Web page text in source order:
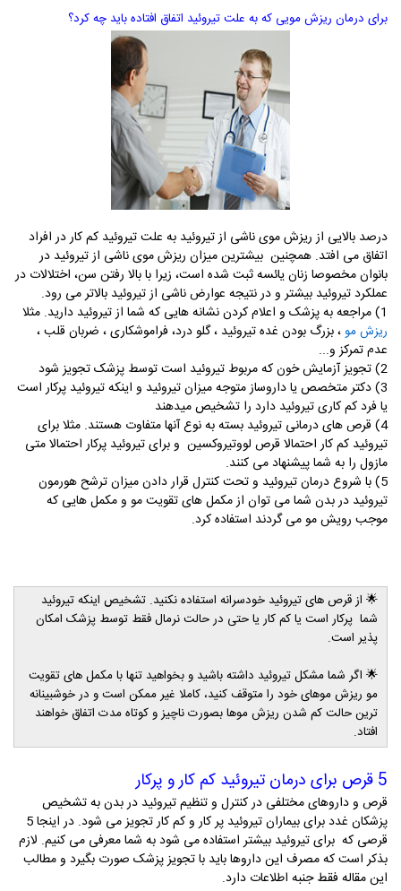
برای درمان ریزش مویی که به علت تیروئید اتفاق افتاده باید چه کرد؟
درصد بالایی از ریزش موی ناشی از تیروئید به علت تیروئید کم کار در افراد
اتفاق می افتد. همچنین بیشترین میزان ریزش موی ناشی از تیروئید در
بانوان مخصوصا زنان یائسه ثبت شده است، زیرا با بالا رفتن سن، اختلالات در
عملکرد تیروئید بیشتر و در نتیجه عوارض ناشی از تیروئید بالاتر می رود.
1) مراجعه به پزشک و اعلام کردن نشانه هایی که شما از تیروئید دارید. مثلا
ریزش مو، بزرگ بودن غده تیروئید ، گلو درد، فراموشکاری ، ضربان قلب ،
عدم تمرکز و...
2) تجویز آزمایش خون که مربوط تیروئید است توسط پزشک تجویز شود
3) دکتر متخصص یا داروساز متوجه میزان تیروئید و اینکه تیروئید پرکار است
یا فرد کم کاری تیروئید دارد را تشخیص میدهند
4) قرص های درمانی تیروئید بسته به نوع آنها متفاوت هستند. مثلا برای
تیروئید کم کار احتمالا قرص لووتیروکسین و برای تیروئید پرکار احتمالا متی
مازول را به شما پیشنهاد می کنند.
5) با شروع درمان تیروئید و تحت کنترل قرار دادن میزان ترشح هورمون
تیروئید در بدن شما می توان از مکمل های تقویت مو و مکمل هایی که
موجب رویش مو می گردند استفاده کرد.
🌟 از قرص های تیروئید خودسرانه استفاده نکنید. تشخیص اینکه تیروئید
شما پرکار است یا کم کار یا حتی در حالت نرمال فقط توسط پزشک امکان
پذیر است.
🌟 اگر شما مشکل تیروئید داشته باشید و بخواهید تنها با مکمل های تقویت
مو ریزش موهای خود را متوقف کنید، کاملا غیر ممکن است و در خوشبینانه
ترین حالت کم شدن ریزش موها بصورت ناچیز و کوتاه مدت اتفاق خواهند
افتاد.
5 قرص برای درمان تیروئید کم کار و پرکار
قرص و داروهای مختلفی در کنترل و تنظیم تیروئید در بدن به تشخیص
پزشکان غدد برای بیماران تیروئید پر کار و کم کار تجویز می شود. در اینجا 5
قرصی که برای تیروئید بیشتر استفاده می شود به شما معرفی می کنیم. لازم
بذکر است که مصرف این داروها باید با تجویز پزشک صورت بگیرد و مطالب
این مقاله فقط جنبه اطلاعات دارد.